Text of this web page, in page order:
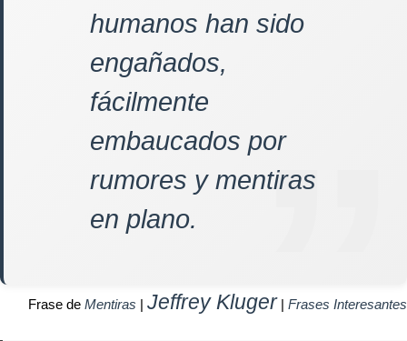
humanos han sido
engañados,
fácilmente
embaucados por
rumores y mentiras
en plano.
Frase de Mentiras | Jeffrey Kluger| Frases Interesantes